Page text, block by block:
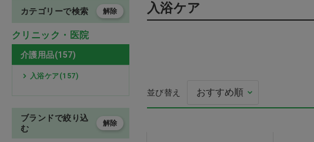
注射・輸液・カテーテル
診察
検査
感染予防 おすすめアイテム
入浴ケア
並び替え
カテゴリーで検索 解除
クリニック・医院
介護用品(157)
入浴ケア(157)
ブランドで絞り込
む
解除